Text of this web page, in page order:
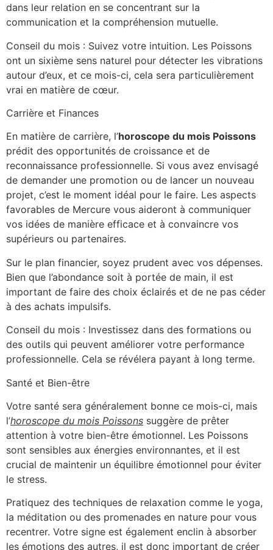
dans leur relation en se concentrant sur la
communication et la compréhension mutuelle.
Conseil du mois : Suivez votre intuition. Les Poissons
ont un sixième sens naturel pour détecter les vibrations
autour d’eux, et ce mois-ci, cela sera particulièrement
vrai en matière de cœur.
Carrière et Finances
En matière de carrière, l’horoscope du mois Poissons
prédit des opportunités de croissance et de
reconnaissance professionnelle. Si vous avez envisagé
de demander une promotion ou de lancer un nouveau
projet, c’est le moment idéal pour le faire. Les aspects
favorables de Mercure vous aideront à communiquer
vos idées de manière efficace et à convaincre vos
supérieurs ou partenaires.
Sur le plan financier, soyez prudent avec vos dépenses.
Bien que l’abondance soit à portée de main, il est
important de faire des choix éclairés et de ne pas céder
à des achats impulsifs.
Conseil du mois : Investissez dans des formations ou
des outils qui peuvent améliorer votre performance
professionnelle. Cela se révélera payant à long terme.
Santé et Bien-être
Votre santé sera généralement bonne ce mois-ci, mais
l’horoscope du mois Poissons suggère de prêter
attention à votre bien-être émotionnel. Les Poissons
sont sensibles aux énergies environnantes, et il est
crucial de maintenir un équilibre émotionnel pour éviter
le stress.
Pratiquez des techniques de relaxation comme le yoga,
la méditation ou des promenades en nature pour vous
recentrer. Votre signe est également enclin à absorber
les émotions des autres, il est donc important de créer